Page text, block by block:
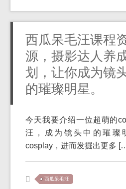
西瓜呆毛汪课程
源，摄影达人养
划，让你成为镜
的璀璨明星。
今天我要介绍一位超萌的
汪，成为镜头中的璀璨
cosplay，进而发掘出更多
西瓜呆毛汪